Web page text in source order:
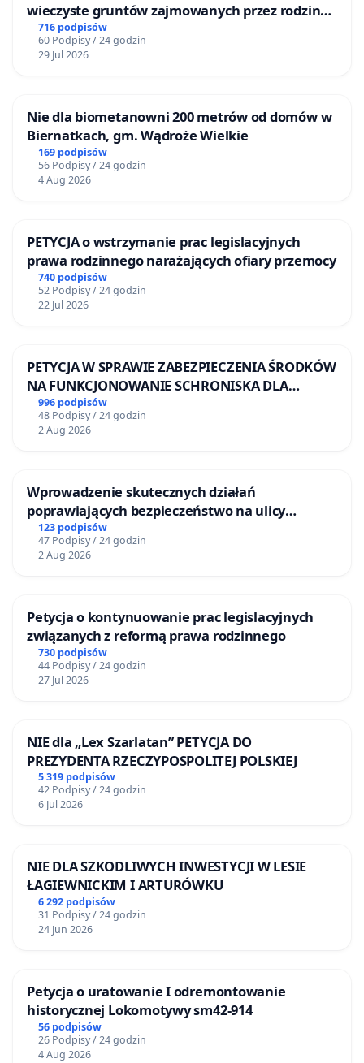
wieczyste gruntów zajmowanych przez rodzinne
ogrody działkowe.
716 podpisów
60 Podpisy / 24 godzin
29 Jul 2026
Nie dla biometanowni 200 metrów od domów w
Biernatkach, gm. Wądroże Wielkie
169 podpisów
56 Podpisy / 24 godzin
4 Aug 2026
PETYCJA o wstrzymanie prac legislacyjnych
prawa rodzinnego narażających ofiary przemocy
740 podpisów
52 Podpisy / 24 godzin
22 Jul 2026
PETYCJA W SPRAWIE ZABEZPIECZENIA ŚRODKÓW
NA FUNKCJONOWANIE SCHRONISKA DLA
BEZDOMNYCH ZWIERZĄT W SKARYSZEWIE
996 podpisów
48 Podpisy / 24 godzin
2 Aug 2026
Wprowadzenie skutecznych działań
poprawiających bezpieczeństwo na ulicy
Żeromskiego w Otwocku
123 podpisów
47 Podpisy / 24 godzin
2 Aug 2026
Petycja o kontynuowanie prac legislacyjnych
związanych z reformą prawa rodzinnego
730 podpisów
44 Podpisy / 24 godzin
27 Jul 2026
NIE dla „Lex Szarlatan” PETYCJA DO
PREZYDENTA RZECZYPOSPOLITEJ POLSKIEJ
5 319 podpisów
42 Podpisy / 24 godzin
6 Jul 2026
NIE DLA SZKODLIWYCH INWESTYCJI W LESIE
ŁAGIEWNICKIM I ARTURÓWKU
6 292 podpisów
31 Podpisy / 24 godzin
24 Jun 2026
Petycja o uratowanie I odremontowanie
historycznej Lokomotywy sm42-914
56 podpisów
26 Podpisy / 24 godzin
4 Aug 2026